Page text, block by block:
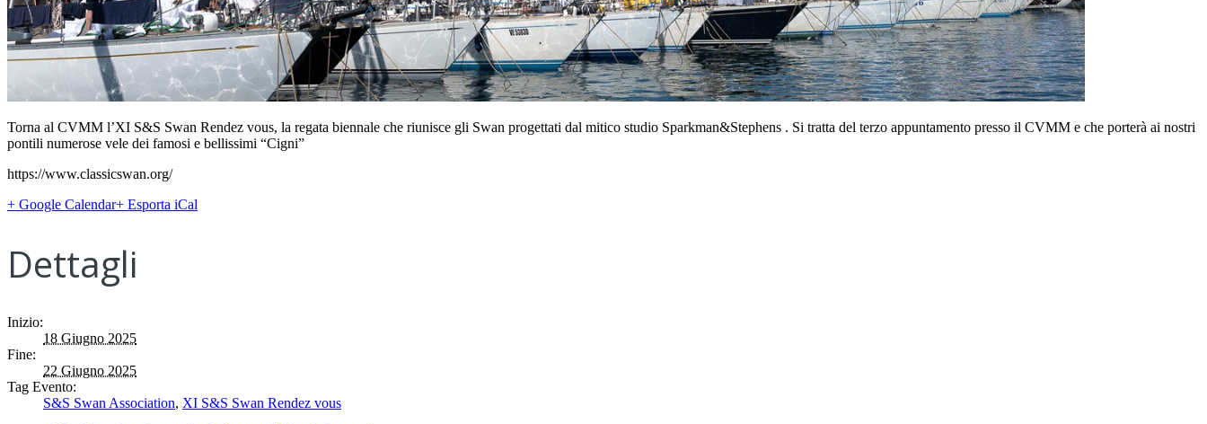
Torna al CVMM l’XI S&S Swan Rendez vous, la regata biennale che riunisce gli Swan progettati dal mitico studio Sparkman&Stephens . Si tratta del terzo appuntamento presso il CVMM e che porterà ai nostri
pontili numerose vele dei famosi e bellissimi “Cigni”
https://www.classicswan.org/
+ Google Calendar+ Esporta iCal
Dettagli
Inizio:
18 Giugno 2025
Fine:
22 Giugno 2025
Tag Evento:
S&S Swan Association, XI S&S Swan Rendez vous